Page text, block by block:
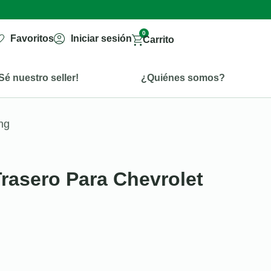
Favoritos Iniciar sesión
0
Carrito
nuestro seller! ¿Quiénes somos?
Para Chevrolet